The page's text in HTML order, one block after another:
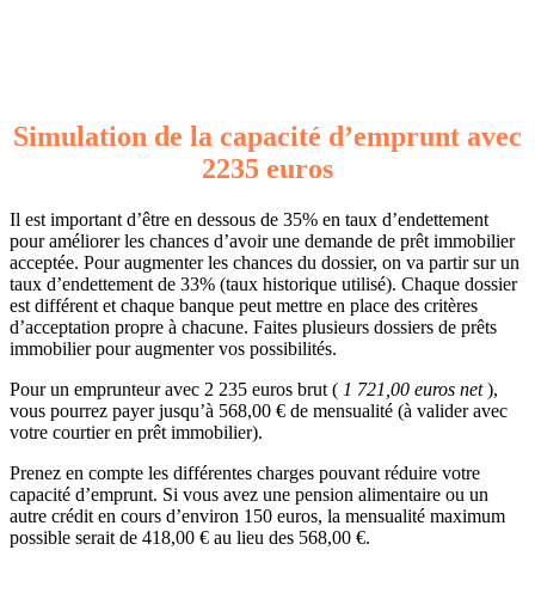
Simulation de la capacité d’emprunt avec
2235 euros
Il est important d’être en dessous de 35% en taux d’endettement
pour améliorer les chances d’avoir une demande de prêt immobilier
acceptée. Pour augmenter les chances du dossier, on va partir sur un
taux d’endettement de 33% (taux historique utilisé). Chaque dossier
est différent et chaque banque peut mettre en place des critères
d’acceptation propre à chacune. Faites plusieurs dossiers de prêts
immobilier pour augmenter vos possibilités.
Pour un emprunteur avec 2 235 euros brut ( 1 721,00 euros net),
vous pourrez payer jusqu’à 568,00 € de mensualité (à valider avec
votre courtier en prêt immobilier).
Prenez en compte les différentes charges pouvant réduire votre
capacité d’emprunt. Si vous avez une pension alimentaire ou un
autre crédit en cours d’environ 150 euros, la mensualité maximum
possible serait de 418,00 € au lieu des 568,00 €.